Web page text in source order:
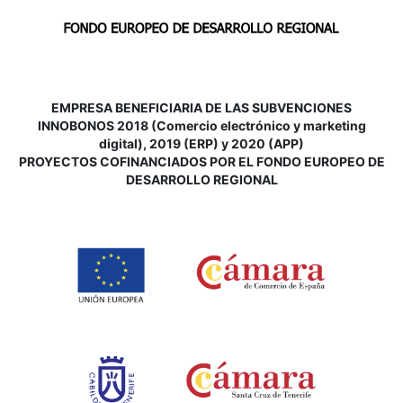
EMPRESA BENEFICIARIA DE LAS SUBVENCIONES
INNOBONOS 2018 (Comercio electrónico y marketing
digital), 2019 (ERP) y 2020 (APP)
PROYECTOS COFINANCIADOS POR EL FONDO EUROPEO DE
DESARROLLO REGIONAL